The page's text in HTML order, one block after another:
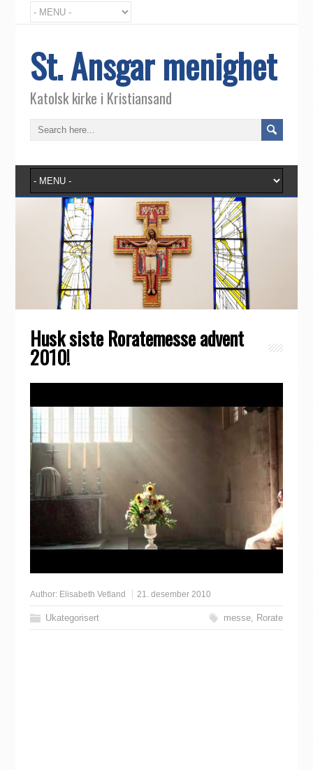
St. Ansgar menighet
Katolsk kirke i Kristiansand
Husk siste Roratemesse advent
2010!
Author: Elisabeth Vetland 21. desember 2010
Ukategorisert messe Rorate